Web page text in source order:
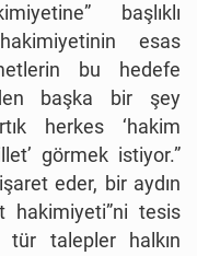
başlıklı
esas
bu hedefe
başka bir şey
herkes ‘hakim
görmek istiyor.”
eder, bir aydın
hakimiyeti”ni tesis
talepler halkın